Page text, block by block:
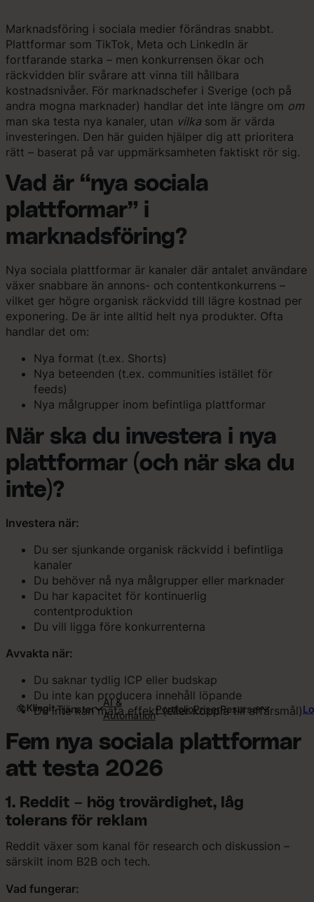
till
innehåll
Tjänster
AI &
Automation
PortfolioPriserResurser
Marknadsföring i sociala medier förändras snabbt.
Plattformar som TikTok, Meta och LinkedIn är
fortfarande starka – men konkurrensen ökar och
räckvidden blir svårare att vinna till hållbara
kostnadsnivåer. För marknadschefer i Sverige (och på
andra mogna marknader) handlar det inte längre om om
man ska testa nya kanaler, utan vilkasom är värda
investeringen. Den här guiden hjälper dig att prioritera
rätt – baserat på var uppmärksamheten faktiskt rör sig.
Vad är “nya sociala
plattformar” i
marknadsföring?
Nya sociala plattformar är kanaler där antalet användare
växer snabbare än annons- och contentkonkurrens –
vilket ger högre organisk räckvidd till lägre kostnad per
exponering. De är inte alltid helt nya produkter. Ofta
handlar det om:
Nya format (t.ex. Shorts)
Nya beteenden (t.ex. communities istället för
feeds)
Nya målgrupper inom befintliga plattformar
När ska du investera i nya
plattformar (och när ska du
inte)?
Investera när:
Du ser sjunkande organisk räckvidd i befintliga
kanaler
Du behöver nå nya målgrupper eller marknader
Du har kapacitet för kontinuerlig
contentproduktion
Du vill ligga före konkurrenterna
Avvakta när:
Du saknar tydlig ICP eller budskap
Du inte kan producera innehåll löpande
Du inte kan mäta effekt (eller koppla till affärsmål)
Fem nya sociala plattformar
att testa 2026
1. Reddit – hög trovärdighet, låg
tolerans för reklam
Reddit växer som kanal för research och diskussion –
särskilt inom B2B och tech.
Vad fungerar: